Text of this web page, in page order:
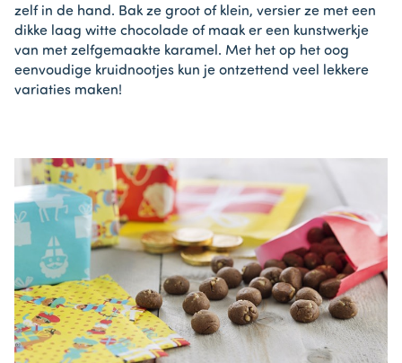
zelf in de hand. Bak ze groot of klein, versier ze met een
dikke laag witte chocolade of maak er een kunstwerkje
van met zelfgemaakte karamel. Met het op het oog
eenvoudige kruidnootjes kun je ontzettend veel lekkere
variaties maken!